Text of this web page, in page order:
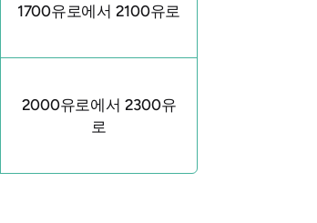
1700유로에서 2100유로
2000유로에서 2300유
로